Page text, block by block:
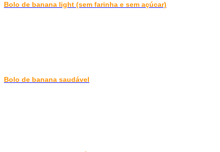
Bolo de banana light (sem farinha e sem açúcar)
Bolo de banana saudável